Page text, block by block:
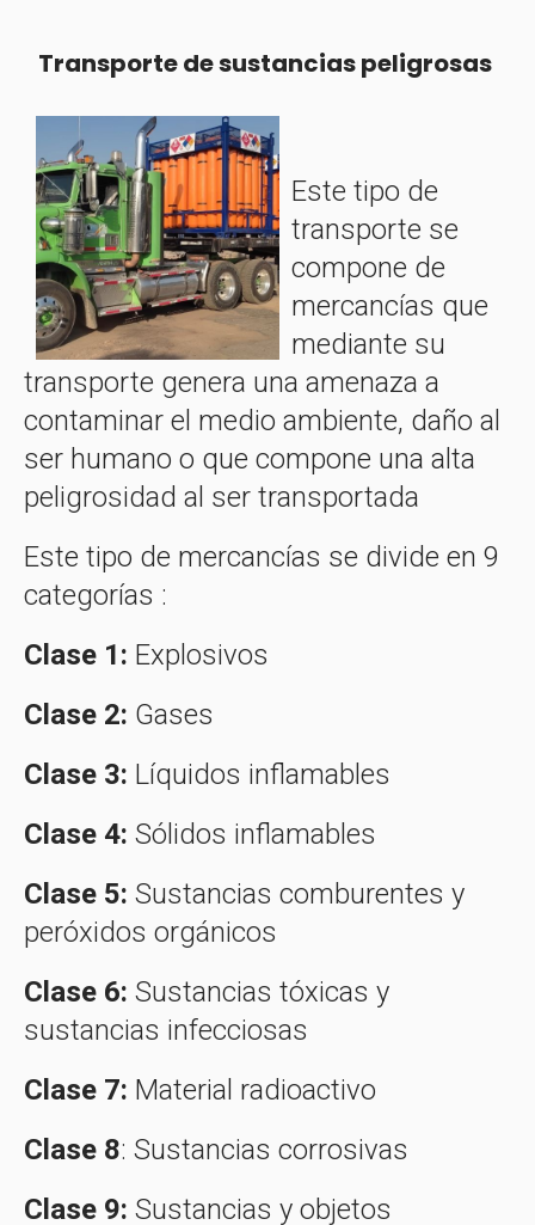
Transporte de sustancias peligrosas
Este tipo de
transporte se
compone de
mercancías que
mediante su
transporte genera una amenaza a
contaminar el medio ambiente, daño al
ser humano o que compone una alta
peligrosidad al ser transportada
Este tipo de mercancías se divide en 9
categorías :
Clase 1: Explosivos
Clase 2: Gases
Clase 3: Líquidos inflamables
Clase 4: Sólidos inflamables
Clase 5: Sustancias comburentes y
peróxidos orgánicos
Clase 6: Sustancias tóxicas y
sustancias infecciosas
Clase 7: Material radioactivo
Clase 8: Sustancias corrosivas
Clase 9: Sustancias y objetos